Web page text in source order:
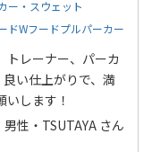
ー・スウェット
ドWフードプルパーカー
トレーナー、パーカ
い仕上がりで、満
します！
男性・TSUTAYA さん